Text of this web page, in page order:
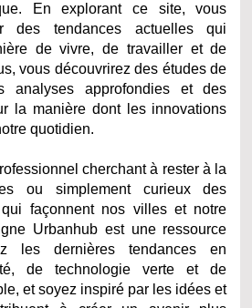
En explorant ce site, vous
des tendances actuelles qui
de vivre, de travailler et de
vous découvrirez des études de
analyses approfondies et des
la manière dont les innovations
quotidien.
cherchant à rester à la
ou simplement curieux des
façonnent nos villes et notre
Urbanhub est une ressource
les dernières tendances en
de technologie verte et de
et soyez inspiré par les idées et